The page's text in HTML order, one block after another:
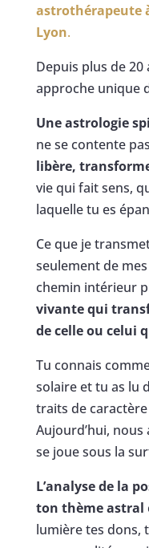
astrothérapeute
Lyon.
Depuis plus de 20
approche unique
Une astrologie
ne se contente
libère,
vie qui fait sens,
laquelle tu es
Ce que je
seulement de
chemin intérieur
vivante qui
de celle ou celui
Tu connais
solaire et tu as lu
traits de
Aujourd’hui,
se joue sous la
L’analyse de la
ton thème astral
lumière tes dons,